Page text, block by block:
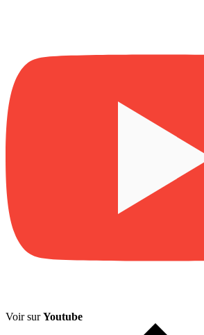
Voir surYoutube